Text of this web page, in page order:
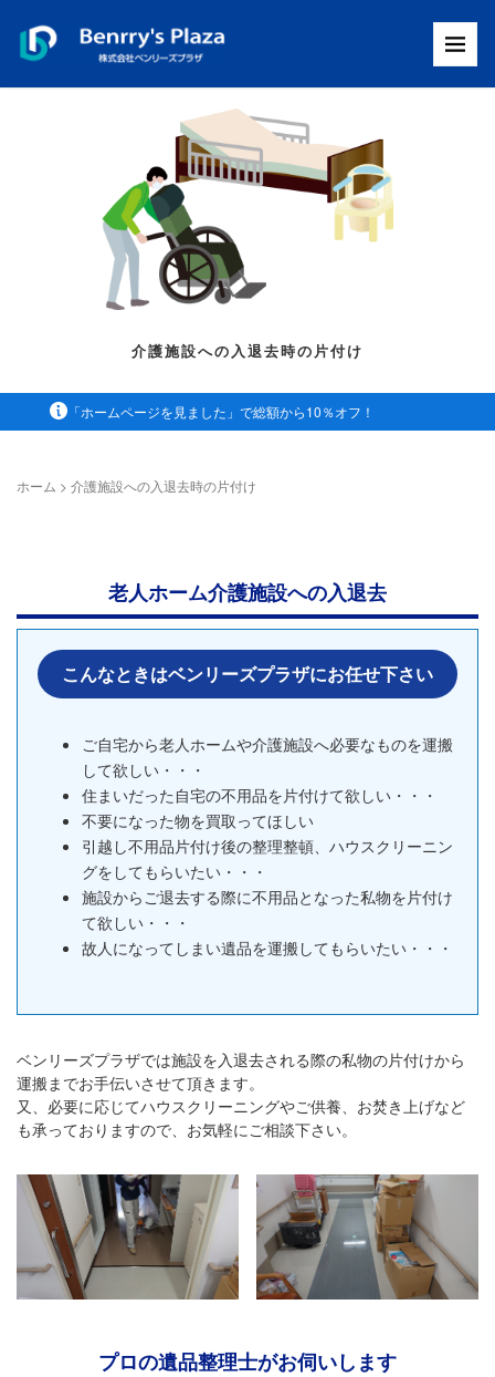
介護施設への入退去時の片付け
「ホームページを見ました」で総額から10％オフ！
ホーム > 介護施設への入退去時の片付け
老人ホーム介護施設への入退去
こんなときはベンリーズプラザにお任せ下さい
ご自宅から老人ホームや介護施設へ必要なものを運搬
して欲しい・・・
住まいだった自宅の不用品を片付けて欲しい・・・
不要になった物を買取ってほしい
引越し不用品片付け後の整理整頓、ハウスクリーニン
グをしてもらいたい・・・
施設からご退去する際に不用品となった私物を片付け
て欲しい・・・
故人になってしまい遺品を運搬してもらいたい・・・
ベンリーズプラザでは施設を入退去される際の私物の片付けから
運搬までお手伝いさせて頂きます。
又、必要に応じてハウスクリーニングやご供養、お焚き上げなど
も承っておりますので、お気軽にご相談下さい。
プロの遺品整理士がお伺いします